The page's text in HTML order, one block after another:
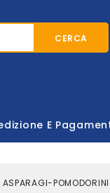
CERCA
E
ASPARAGI-